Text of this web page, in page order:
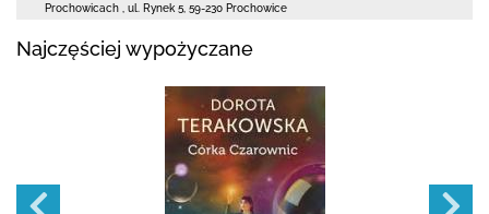
Prochowicach
ul. Rynek 5 59-230 Prochowice
Najczęściej wypożyczane